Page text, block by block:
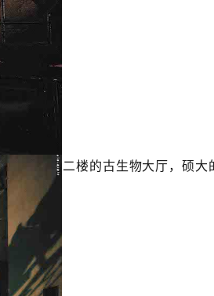
二楼的古生物大厅，硕大